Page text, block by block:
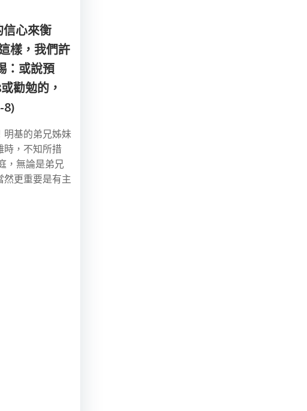
信心來衡
樣，我們許
：或說預
勸勉的，
8)
明基的弟兄姊妹
時，不知所措
，無論是弟兄
更重要是有主